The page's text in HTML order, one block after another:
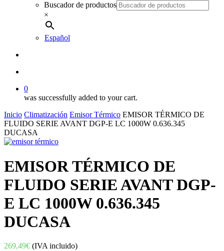
Buscador de productos
×
Español
0
was successfully added to your cart.
Inicio Climatización Emisor Térmico EMISOR TÉRMICO DE
FLUIDO SERIE AVANT DGP-E LC 1000W 0.636.345
DUCASA
EMISOR TÉRMICO DE
FLUIDO SERIE AVANT DGP-
E LC 1000W 0.636.345
DUCASA
269,49€ (IVA incluido)